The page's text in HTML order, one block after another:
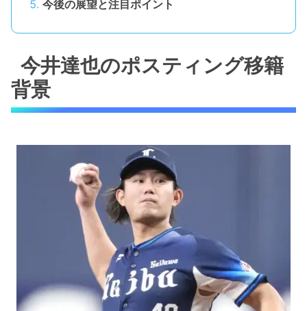
今後の展望と注目ポイント
今井達也のポスティング移籍
背景